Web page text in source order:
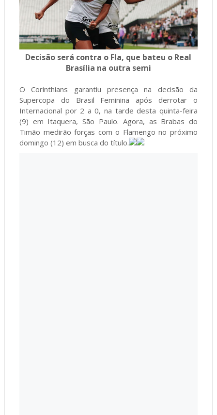
Decisão será contra o Fla, que bateu o Real
Brasília na outra semi
O Corinthians garantiu presença na decisão da
Supercopa do Brasil Feminina após derrotar o
Internacional por 2 a 0, na tarde desta quinta-feira
(9) em Itaquera, São Paulo. Agora, as Brabas do
Timão medirão forças com o Flamengo no próximo
domingo (12) em busca do título.